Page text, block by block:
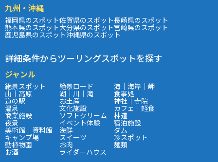
九州・沖縄
福岡県のスポット佐賀県のスポット長崎県のスポット
熊本県のスポット大分県のスポット宮崎県のスポット
鹿児島県のスポット沖縄県のスポット
詳細条件からツーリングスポットを探す
ジャンル
絶景スポット 絶景ロード 海｜海岸｜岬
山｜高原 湖｜川｜滝 食事処
道の駅 お土産 神社｜寺院
温泉 文化施設 カフェ｜軽食
商業施設 ソフトクリーム 林道
夜景 イベント体験 宿泊施設
美術館｜資料館 海鮮 ダム
キャンプ場 スイーツ 珍スポット
動植物園 お肉 麺類
お酒 ライダーハウス